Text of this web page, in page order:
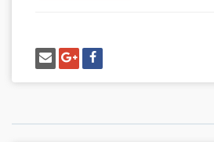
شارك
على
فيسبوك
شارك
على
غوغل
بلس
إرسل
إيميل